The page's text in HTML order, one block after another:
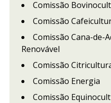
Comissão
Comissão
Comissão Cana-de-
Renovável
Comissão
Comissão Energia
Comissão